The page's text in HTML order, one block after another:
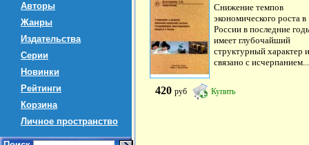
Авторы
Жанры
Издательства
Серии
Новинки
Рейтинги
Корзина
Личное пространство
Снижение темпов
экономического роста в
России в последние
имеет глубочайший
структурный характер и
связано с исчерпанием...
420 руб Купить